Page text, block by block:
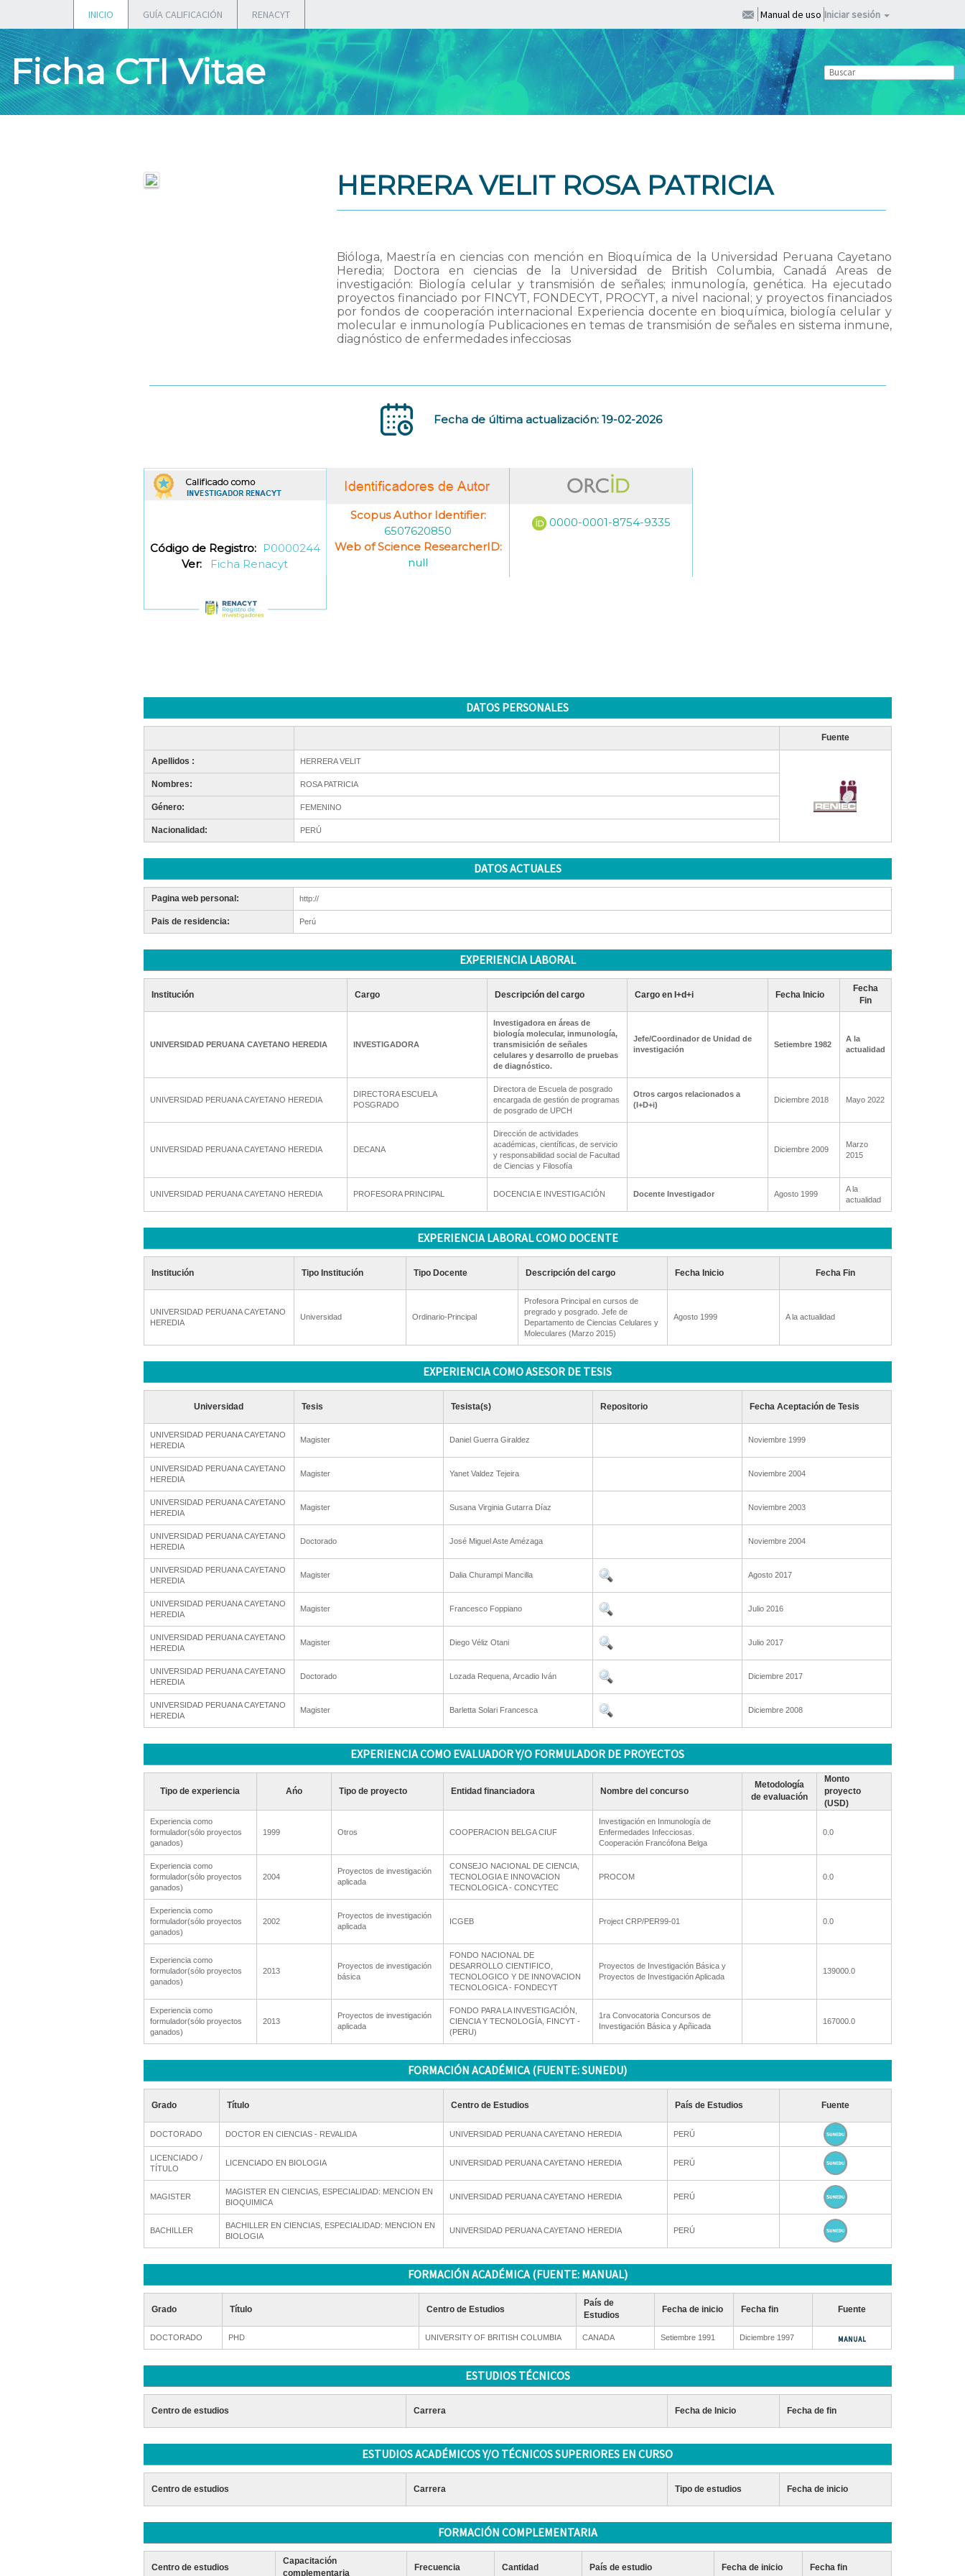
INICIO GUÍA CALIFICACIÓN RENACYT Manual de uso Iniciar sesión
Ficha CTI Vitae
HERRERA VELIT ROSA PATRICIA
Bióloga, Maestría en ciencias con mención en Bioquímica de la Universidad Peruana Cayetano
Heredia; Doctora en ciencias de la Universidad de British Columbia, Canadá Areas de
investigación: Biología celular y transmisión de señales; inmunología, genética. Ha ejecutado
proyectos financiado por FINCYT, FONDECYT, PROCYT, a nivel nacional; y proyectos financiados
por fondos de cooperación internacional Experiencia docente en bioquímica, biología celular y
molecular e inmunología Publicaciones en temas de transmisión de señales en sistema inmune,
diagnóstico de enfermedades infecciosas
Fecha de última actualización: 19-02-2026
Código de Registro: P0000244
Ver:
Ficha Renacyt
Scopus Author Identifier:
6507620850
Web of Science ResearcherID:
null
0000-0001-8754-9335
DATOS PERSONALES
Fuente
Apellidos : HERRERA VELIT
Nombres: ROSA PATRICIA
Género: FEMENINO
Nacionalidad: PERÚ
DATOS ACTUALES
Pagina web personal: http://
Pais de residencia: Perú
EXPERIENCIA LABORAL
Institución Cargo Descripción del cargo Cargo en I+d+i Fecha Inicio
Fecha
Fin
UNIVERSIDAD PERUANA CAYETANO HEREDIA INVESTIGADORA
Investigadora en áreas de
biología molecular, inmunología,
transmisición de señales
celulares y desarrollo de pruebas
de diagnóstico.
Jefe/Coordinador de Unidad de
investigación
Setiembre 1982
A la
actualidad
UNIVERSIDAD PERUANA CAYETANO HEREDIA
DIRECTORA ESCUELA
POSGRADO
Directora de Escuela de posgrado
encargada de gestión de programas
de posgrado de UPCH
Otros cargos relacionados a
(I+D+i)
Diciembre 2018 Mayo 2022
UNIVERSIDAD PERUANA CAYETANO HEREDIA DECANA
Dirección de actividades
académicas, científicas, de servicio
y responsabilidad social de Facultad
de Ciencias y Filosofía
Diciembre 2009
Marzo
2015
UNIVERSIDAD PERUANA CAYETANO HEREDIA PROFESORA PRINCIPAL DOCENCIA E INVESTIGACIÓN Docente Investigador Agosto 1999
A la
actualidad
EXPERIENCIA LABORAL COMO DOCENTE
Institución Tipo Institución Tipo Docente Descripción del cargo Fecha Inicio Fecha Fin
UNIVERSIDAD PERUANA CAYETANO
HEREDIA
Universidad Ordinario-Principal
Profesora Principal en cursos de
pregrado y posgrado. Jefe de
Departamento de Ciencias Celulares y
Moleculares (Marzo 2015)
Agosto 1999 A la actualidad
EXPERIENCIA COMO ASESOR DE TESIS
Universidad Tesis Tesista(s) Repositorio Fecha Aceptación de Tesis
UNIVERSIDAD PERUANA CAYETANO
HEREDIA
Magister Daniel Guerra Giraldez Noviembre 1999
UNIVERSIDAD PERUANA CAYETANO
HEREDIA
Magister Yanet Valdez Tejeira Noviembre 2004
UNIVERSIDAD PERUANA CAYETANO
HEREDIA
Magister Susana Virginia Gutarra Díaz Noviembre 2003
UNIVERSIDAD PERUANA CAYETANO
HEREDIA
Doctorado José Miguel Aste Amézaga Noviembre 2004
UNIVERSIDAD PERUANA CAYETANO
HEREDIA
Magister Dalia Churampi Mancilla Agosto 2017
UNIVERSIDAD PERUANA CAYETANO
HEREDIA
Magister Francesco Foppiano Julio 2016
UNIVERSIDAD PERUANA CAYETANO
HEREDIA
Magister Diego Véliz Otani Julio 2017
UNIVERSIDAD PERUANA CAYETANO
HEREDIA
Doctorado Lozada Requena, Arcadio Iván Diciembre 2017
UNIVERSIDAD PERUANA CAYETANO
HEREDIA
Magister Barletta Solari Francesca Diciembre 2008
EXPERIENCIA COMO EVALUADOR Y/O FORMULADOR DE PROYECTOS
Tipo de experiencia Ańo Tipo de proyecto Entidad financiadora Nombre del concurso
Metodología
de evaluación
Monto
proyecto
(USD)
Experiencia como
formulador(sólo proyectos
ganados)
1999 Otros COOPERACION BELGA CIUF
Investigación en Inmunología de
Enfermedades Infecciosas.
Cooperación Francófona Belga
0.0
Experiencia como
formulador(sólo proyectos
ganados)
2004
Proyectos de investigación
aplicada
CONSEJO NACIONAL DE CIENCIA,
TECNOLOGIA E INNOVACION
TECNOLOGICA - CONCYTEC
PROCOM 0.0
Experiencia como
formulador(sólo proyectos
ganados)
2002
Proyectos de investigación
aplicada
ICGEB Project CRP/PER99-01 0.0
Experiencia como
formulador(sólo proyectos
ganados)
2013
Proyectos de investigación
básica
FONDO NACIONAL DE
DESARROLLO CIENTIFICO,
TECNOLOGICO Y DE INNOVACION
TECNOLOGICA - FONDECYT
Proyectos de Investigación Básica y
Proyectos de Investigación Aplicada
139000.0
Experiencia como
formulador(sólo proyectos
ganados)
2013
Proyectos de investigación
aplicada
FONDO PARA LA INVESTIGACIÓN,
CIENCIA Y TECNOLOGÍA, FINCYT -
(PERU)
1ra Convocatoria Concursos de
Investigación Básica y Apñicada
167000.0
FORMACIÓN ACADÉMICA (FUENTE: SUNEDU)
Grado Título Centro de Estudios País de Estudios Fuente
DOCTORADO DOCTOR EN CIENCIAS - REVALIDA UNIVERSIDAD PERUANA CAYETANO HEREDIA PERÚ
LICENCIADO /
TÍTULO
LICENCIADO EN BIOLOGIA UNIVERSIDAD PERUANA CAYETANO HEREDIA PERÚ
MAGISTER
MAGISTER EN CIENCIAS, ESPECIALIDAD: MENCION EN
BIOQUIMICA
UNIVERSIDAD PERUANA CAYETANO HEREDIA PERÚ
BACHILLER
BACHILLER EN CIENCIAS, ESPECIALIDAD: MENCION EN
BIOLOGIA
UNIVERSIDAD PERUANA CAYETANO HEREDIA PERÚ
FORMACIÓN ACADÉMICA (FUENTE: MANUAL)
Grado Título Centro de Estudios
País de
Estudios
Fecha de inicio Fecha fin Fuente
DOCTORADO PHD UNIVERSITY OF BRITISH COLUMBIA CANADA Setiembre 1991 Diciembre 1997
ESTUDIOS TÉCNICOS
Centro de estudios Carrera Fecha de Inicio Fecha de fin
ESTUDIOS ACADÉMICOS Y/O TÉCNICOS SUPERIORES EN CURSO
Centro de estudios Carrera Tipo de estudios Fecha de inicio
FORMACIÓN COMPLEMENTARIA
Centro de estudios
Capacitación
complementaria
Frecuencia Cantidad País de estudio Fecha de inicio Fecha fin